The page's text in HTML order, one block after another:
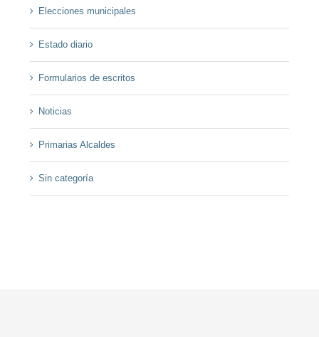
Elecciones municipales
Estado diario
Formularios de escritos
Noticias
Primarias Alcaldes
Sin categoría